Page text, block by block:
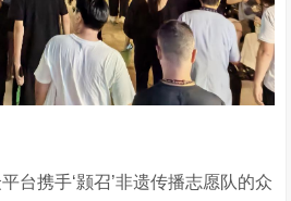
平台携手‘颢召’非遗传播志愿队的众